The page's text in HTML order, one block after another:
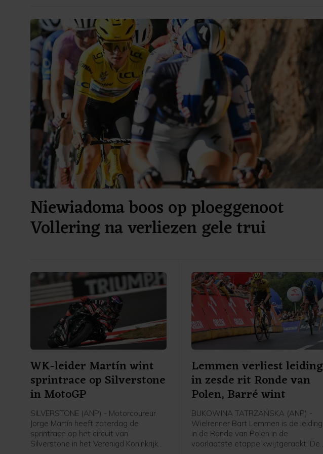
Niewiadoma boos op ploeggenoot
Vollering na verliezen gele trui
WK-leider Martín wint
sprintrace op Silverstone
in MotoGP
SILVERSTONE (ANP) - Motorcoureur
Jorge Martín heeft zaterdag de
sprintrace op het circuit van
Silverstone in het Verenigd Koninkrijk
Lemmen verliest leiding
in zesde rit Ronde van
Polen, Barré wint
BUKOWINA TATRZAŃSKA (ANP) -
Wielrenner Bart Lemmen is de leiding
in de Ronde van Polen in de
voorlaatste etappe kwijtgeraakt. De